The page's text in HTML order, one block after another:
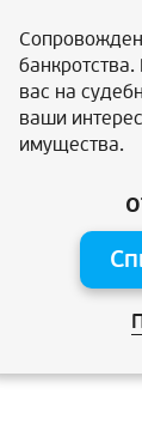
вас на
ваши
имущества.